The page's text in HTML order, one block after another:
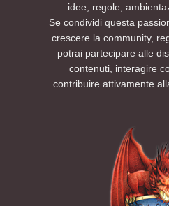
idee, regole,
Se condividi questa
crescere la community,
potrai partecipare alle
contenuti, interagire
contribuire attivamente